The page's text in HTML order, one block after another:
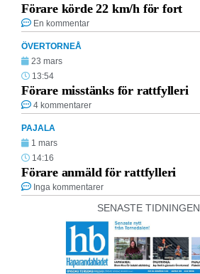
Förare körde 22 km/h för fort
En kommentar
ÖVERTORNEÅ
23 mars
13:54
Förare misstänks för rattfylleri
4 kommentarer
PAJALA
1 mars
14:16
Förare anmäld för rattfylleri
Inga kommentarer
SENASTE TIDNINGEN